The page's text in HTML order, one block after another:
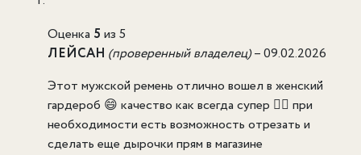
Оценка 5 из 5
ЛЕЙСАН (проверенный владелец)–09.02.2026
Этот мужской ремень отлично вошел в женский
гардероб 😄 качество как всегда супер 👍🏻 при
необходимости есть возможность отрезать и
сделать еще дырочки прям в магазине